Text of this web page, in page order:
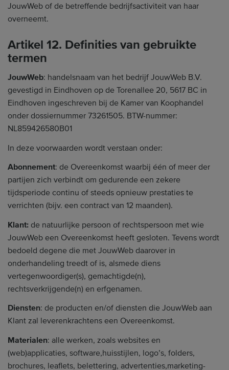
JouwWeb of de betreffende bedrijfsactiviteit van haar
overneemt.
Artikel 12. Definities van gebruikte
termen
JouwWeb: handelsnaam van het bedrijf JouwWeb B.V.
gevestigd in Eindhoven op de Torenallee 20, 5617 BC in
Eindhoven ingeschreven bij de Kamer van Koophandel
onder dossiernummer 73261505. BTW-nummer:
NL859426580B01
In deze voorwaarden wordt verstaan onder:
Abonnement: de Overeenkomst waarbij één of meer der
partijen zich verbindt om gedurende een zekere
tijdsperiode continu of steeds opnieuw prestaties te
verrichten (bijv. een contract van 12 maanden).
Klant: de natuurlijke persoon of rechtspersoon met wie
JouwWeb een Overeenkomst heeft gesloten. Tevens wordt
bedoeld degene die met JouwWeb daarover in
onderhandeling treedt of is, alsmede diens
vertegenwoordiger(s), gemachtigde(n),
rechtsverkrijgende(n) en erfgenamen.
Diensten: de producten en/of diensten die JouwWeb aan
Klant zal leverenkrachtens een Overeenkomst.
Materialen: alle werken, zoals websites en
(web)applicaties, software,huisstijlen, logo’s, folders,
brochures, leaflets, belettering, advertenties,marketing-